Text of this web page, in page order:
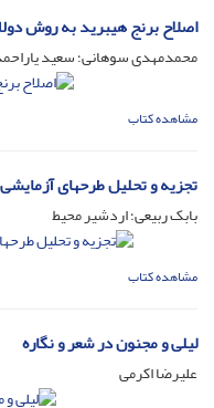
اصلاح برنج هیبرید به روش
محمدمهدی سوهانی؛ سعید
مشاهده کتاب
تجزیه و تحلیل طرحهای
بابک ربیعی؛ اردشیر محیط
مشاهده کتاب
لیلی و مجنون در شعر و نگاره
علیرضا اکرمی